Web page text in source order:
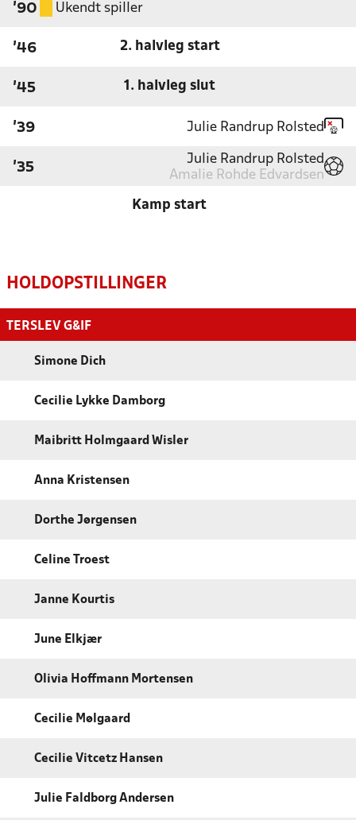
'90 Ukendt spiller
'46 2. halvleg start
'45 1. halvleg slut
'39 Julie Randrup Rolsted
'35
Julie Randrup Rolsted
Amalie Rohde Edvardsen
Kamp start
HOLDOPSTILLINGER
TERSLEV G&IF
Simone Dich
Cecilie Lykke Damborg
Maibritt Holmgaard Wisler
Anna Kristensen
Dorthe Jørgensen
Celine Troest
Janne Kourtis
June Elkjær
Olivia Hoffmann Mortensen
Cecilie Mølgaard
Cecilie Vitcetz Hansen
Julie Faldborg Andersen